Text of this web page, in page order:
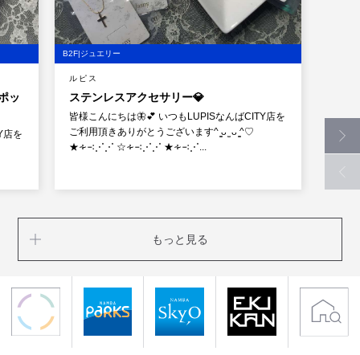
B2F|ジュエリー
ルピス
ステンレスアクセサリー💎
皆様こんにちは🦋💕 いつもLUPISなんばCITY店を
ご利用頂きありがとうございます^ ̳ᴗ ̫ ᴗ ̳^♡
★∻∹⋰⋰ ☆∻∹⋰⋰ ★∻∹⋰...
ッ
店を
もっと見る